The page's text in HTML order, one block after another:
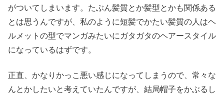
がついてしまいます。たぶん髪質とか髪型とかも関係ある
とは思うんですが、私のように短髪でかたい髪質の人はヘ
ルメットの型でマンガみたいにガタガタのヘアースタイル
になっているはずです。
正直、かなりかっこ悪い感じになってしまうので、常々な
んとかしたいと考えていたんですが、結局帽子をかぶるし